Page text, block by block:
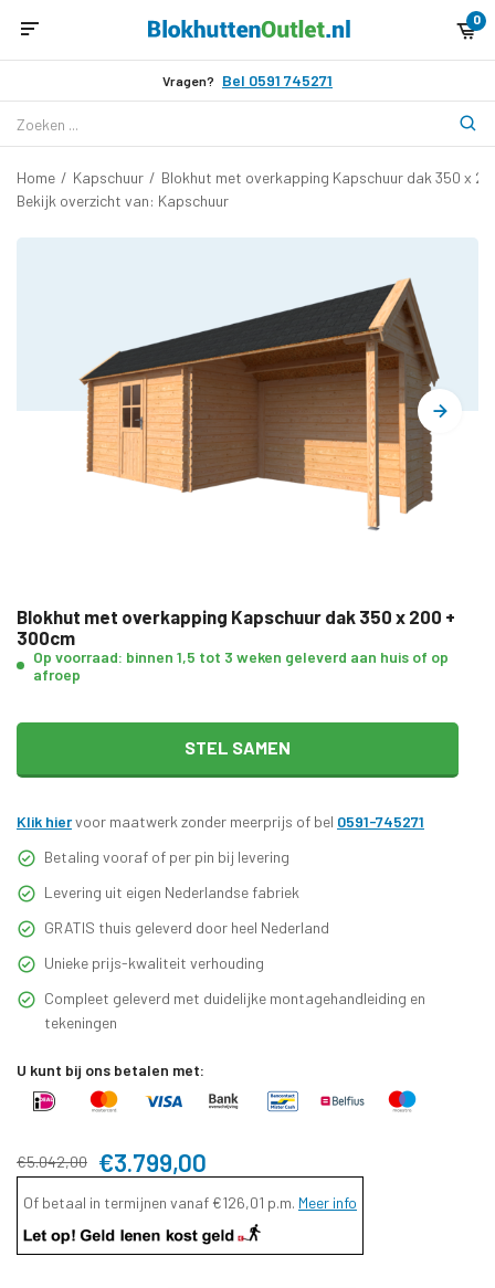
0
Vragen? Bel 0591 745271
Home / Kapschuur / Blokhut met overkapping Kapschuur dak 350 x
Bekijk overzicht van: Kapschuur
Blokhut met overkapping Kapschuur dak 350 x 200 +
300cm
Op voorraad: binnen 1,5 tot 3 weken geleverd aan huis of op
afroep
STEL SAMEN
Klik hiervoor maatwerk zonder meerprijs of bel 0591-745271
Betaling vooraf of per pin bij levering
Levering uit eigen Nederlandse fabriek
GRATIS thuis geleverd door heel Nederland
Unieke prijs-kwaliteit verhouding
Compleet geleverd met duidelijke montagehandleiding en
tekeningen
U kunt bij ons betalen met:
€5.042,00 €3.799,00
Of betaal in termijnen vanaf €126,01 p.m. Meer info